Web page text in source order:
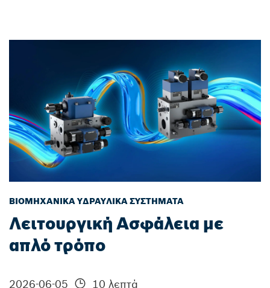
ΒΙΟΜΗΧΑΝΙΚΆ ΥΔΡΑΥΛΙΚΆ ΣΥΣΤΉΜΑΤΑ
Λειτουργική Ασφάλεια με
απλό τρόπο
2026-06-05 10 λεπτά